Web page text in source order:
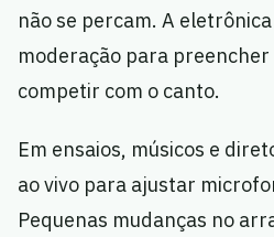
não se percam. A
moderação para
competir com o canto.
Em ensaios, músicos e
ao vivo para ajustar
Pequenas mudanças no